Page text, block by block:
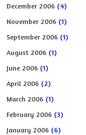
December 2006 (4)
November 2006 (1)
September 2006 (1)
August 2006 (1)
June 2006 (1)
April 2006 (2)
March 2006 (1)
February 2006 (3)
January 2006 (6)